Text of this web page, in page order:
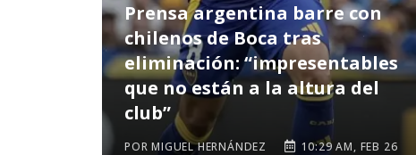
Prensa argentina barre con
chilenos de Boca tras
eliminación: “impresentables
que no están a la altura del
club”
POR MIGUEL HERNÁNDEZ 10:29 AM, FEB 26